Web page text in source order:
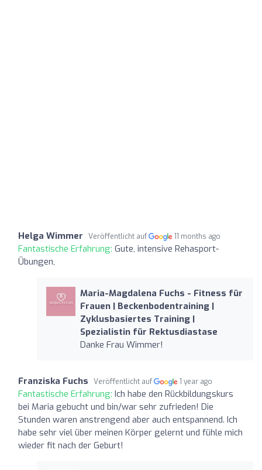
Helga Wimmer Veröffentlicht auf 11 months ago
Fantastische Erfahrung: Gute, intensive Rehasport-
Übungen,
Maria-Magdalena Fuchs - Fitness für
Frauen | Beckenbodentraining |
Zyklusbasiertes Training |
Spezialistin für Rektusdiastase
Danke Frau Wimmer!
Franziska Fuchs Veröffentlicht auf 1 year ago
Fantastische Erfahrung: Ich habe den Rückbildungskurs
bei Maria gebucht und bin/war sehr zufrieden! Die
Stunden waren anstrengend aber auch entspannend. Ich
habe sehr viel über meinen Körper gelernt und fühle mich
wieder fit nach der Geburt!